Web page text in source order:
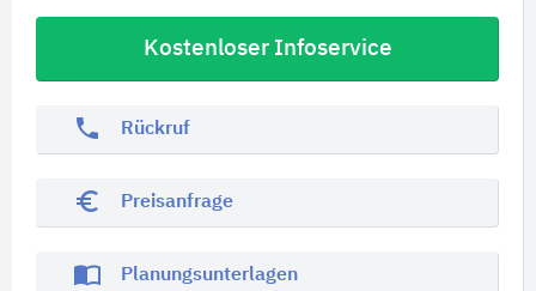
Kostenloser Infoservice
phone Rückruf
euro_symbol Preisanfrage
import_contacts Planungsunterlagen